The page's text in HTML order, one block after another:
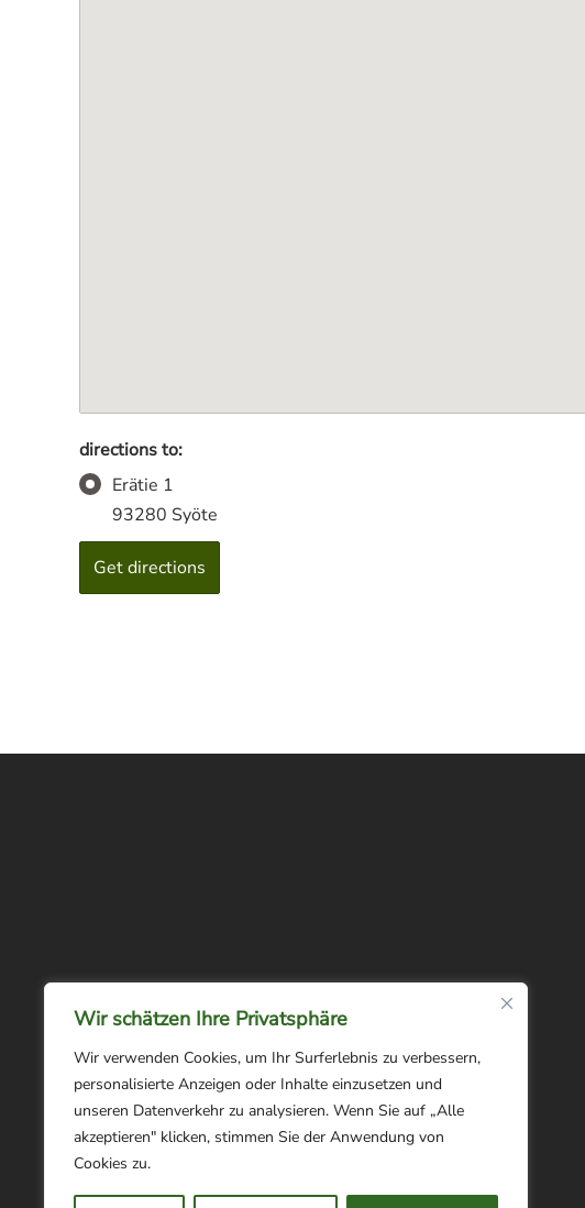
Wir schätzen Ihre Privatsphäre
Wir verwenden Cookies, um Ihr Surferlebnis zu verbessern,
personalisierte Anzeigen oder Inhalte einzusetzen und
unseren Datenverkehr zu analysieren. Wenn Sie auf „Alle
akzeptieren" klicken, stimmen Sie der Anwendung von
Cookies zu.
directions to:
Erätie 1
93280 Syöte